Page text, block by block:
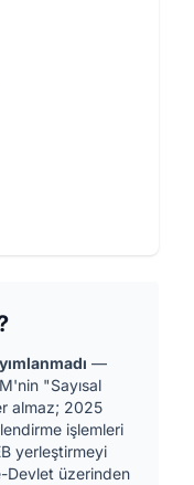
—
"Sayısal
almaz; 2025
işlemleri
yerleştirmeyi
Devlet üzerinden